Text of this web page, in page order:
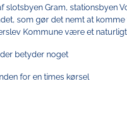
slotsbyen Gram, stationsbyen
som gør det nemt at
Kommune være et
betyder noget
for en times kørsel